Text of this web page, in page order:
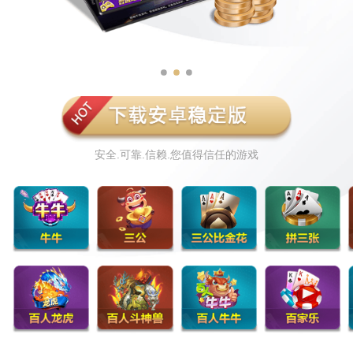
安全.可靠.信赖.您值得信任的游戏